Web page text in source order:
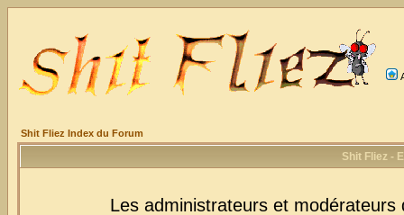
Shit Fliez Index du Forum
Shit Fliez -
Les administrateurs et